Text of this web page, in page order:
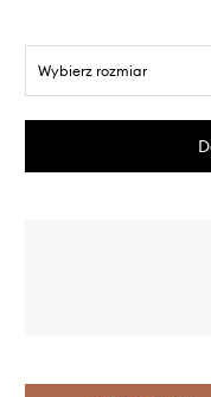
Wybierz rozmiar